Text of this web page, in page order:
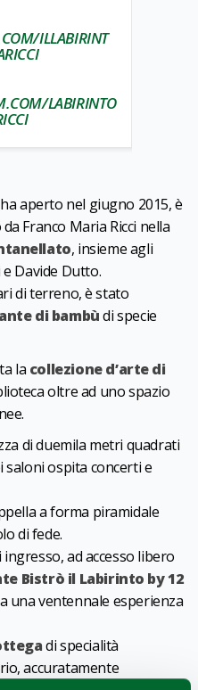
ILLABIRINT
LABIRINTO
aperto nel giugno 2015, è
Franco Maria Ricci nella
, insieme agli
Davide Dutto.
di terreno, è stato
di bambùdi specie
la collezione d’arte di
oltre ad uno spazio
di duemila metri quadrati
ospita concerti e
a forma piramidale
di fede.
ad accesso libero
Bistrò il Labirinto by 12
una ventennale esperienza
di specialità
accuratamente